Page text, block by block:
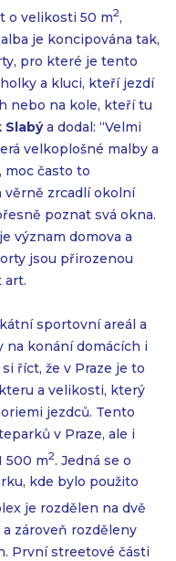
o velikosti 50 m2,
je koncipována tak,
pro které je tento
a kluci, kteří jezdí
nebo na kole, kteří tu
Slabýa dodal: “Velmi
velkoplošné malby a
často to
věrně zrcadlí okolní
poznat svá okna.
význam domova a
jsou přirozenou
art.
sportovní areál a
na konání domácích i
říct, že v Praze je to
a velikosti, který
jezdců. Tento
v Praze, ale i
500 m2. Jedná se o
kde bylo použito
je rozdělen na dvě
zároveň rozděleny
První streetové části